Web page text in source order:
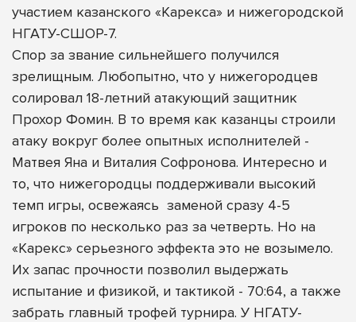
участием казанского «Карекса» и нижегородской
НГАТУ-СШОР-7.
Спор за звание сильнейшего получился
зрелищным. Любопытно, что у нижегородцев
солировал 18-летний атакующий защитник
Прохор Фомин. В то время как казанцы строили
атаку вокруг более опытных исполнителей -
Матвея Яна и Виталия Софронова. Интересно и
то, что нижегородцы поддерживали высокий
темп игры, освежаясь заменой сразу 4-5
игроков по несколько раз за четверть. Но на
«Карекс» серьезного эффекта это не возымело.
Их запас прочности позволил выдержать
испытание и физикой, и тактикой - 70:64, а также
забрать главный трофей турнира. У НГАТУ-